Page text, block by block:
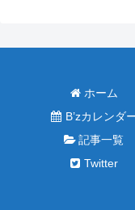
ホーム
B’zカレンダ
記事一覧
Twitter